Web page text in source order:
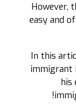
However,
easy and
In this
immigrant
his